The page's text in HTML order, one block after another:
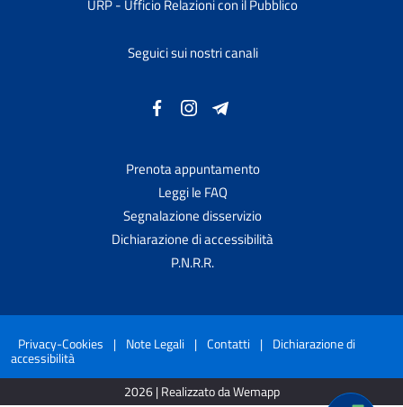
URP - Ufficio Relazioni con il Pubblico
Seguici sui nostri canali
Prenota appuntamento
Leggi le FAQ
Segnalazione disservizio
Dichiarazione di accessibilità
P.N.R.R.
Privacy-Cookies | Note Legali | Contatti | Dichiarazione di
accessibilità
2026 | Realizzato da Wemapp